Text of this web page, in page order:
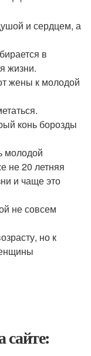
и сердцем, а
в
жизни.
жены к молодой
конь борозды
молодой
не 20 летняя
и чаще это
не совсем
но к
сайте: